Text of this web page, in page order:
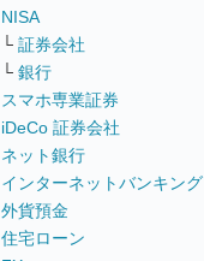
NISA
└ 証券会社
└ 銀行
スマホ専業証券
iDeCo 証券会社
ネット銀行
インターネットバンキング
外貨預金
住宅ローン